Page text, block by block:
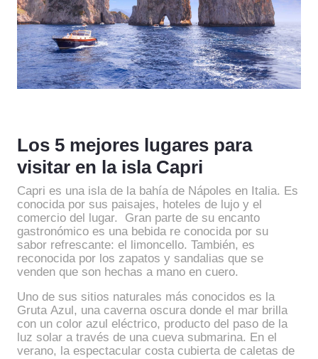
Los 5 mejores lugares para
visitar en la isla Capri
Capri es una isla de la bahía de Nápoles en Italia. Es
conocida por sus paisajes, hoteles de lujo y el
comercio del lugar. Gran parte de su encanto
gastronómico es una bebida re conocida por su
sabor refrescante: el limoncello. También, es
reconocida por los zapatos y sandalias que se
venden que son hechas a mano en cuero.
Uno de sus sitios naturales más conocidos es la
Gruta Azul, una caverna oscura donde el mar brilla
con un color azul eléctrico, producto del paso de la
luz solar a través de una cueva submarina. En el
verano, la espectacular costa cubierta de caletas de